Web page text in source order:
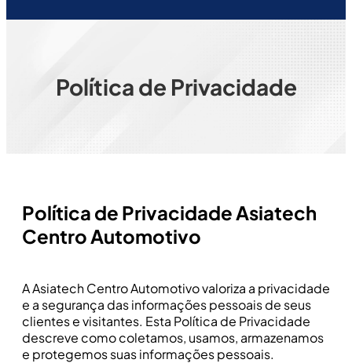
Política de Privacidade
Política de Privacidade Asiatech
Centro Automotivo
A Asiatech Centro Automotivo valoriza a privacidade
e a segurança das informações pessoais de seus
clientes e visitantes. Esta Política de Privacidade
descreve como coletamos, usamos, armazenamos
e protegemos suas informações pessoais.